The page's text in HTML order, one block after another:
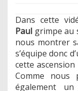
Dans cette
Paul grimpe au
nous montrer
s’équipe donc
cette
Comme nous
également